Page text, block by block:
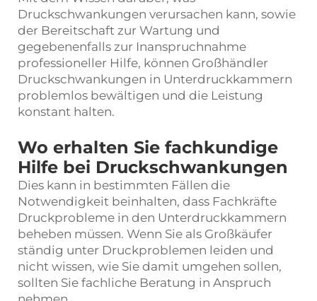
Druckschwankungen verursachen kann, sowie
der Bereitschaft zur Wartung und
gegebenenfalls zur Inanspruchnahme
professioneller Hilfe, können Großhändler
Druckschwankungen in Unterdruckkammern
problemlos bewältigen und die Leistung
konstant halten.
Wo erhalten Sie fachkundige
Hilfe bei Druckschwankungen
Dies kann in bestimmten Fällen die
Notwendigkeit beinhalten, dass Fachkräfte
Druckprobleme in den Unterdruckkammern
beheben müssen. Wenn Sie als Großkäufer
ständig unter Druckproblemen leiden und
nicht wissen, wie Sie damit umgehen sollen,
sollten Sie fachliche Beratung in Anspruch